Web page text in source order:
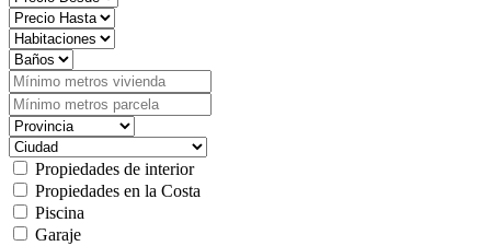
Propiedades de interior
Propiedades en la Costa
Piscina
Garaje